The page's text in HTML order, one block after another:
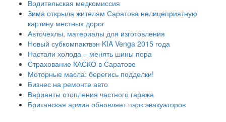
Водительская медкомиссия
Зима открыла жителям Саратова нелицеприятную
картину местных дорог
Авточехлы, материалы для изготовления
Новый субкомпактвэн KIA Venga 2015 года
Настали холода – менять шины пора
Страхование КАСКО в Саратове
Моторные масла: берегись подделки!
Бизнес на ремонте авто
Варианты отопления частного гаража
Британская армия обновляет парк эвакуаторов